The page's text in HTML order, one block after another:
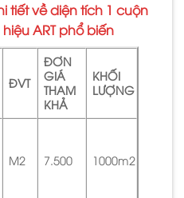
tiết về diện tích 1 cuộn
ART phổ biến
ĐVT
ĐƠN
GIÁ
THAM
KHẢ
KHỐI
LƯỢNG
M2 7.500 1000m2